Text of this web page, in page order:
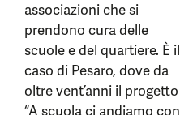
associazioni che si
prendono cura delle
scuole e del quartiere. È il
caso di Pesaro, dove da
oltre vent’anni il progetto
“A scuola ci andiamo con